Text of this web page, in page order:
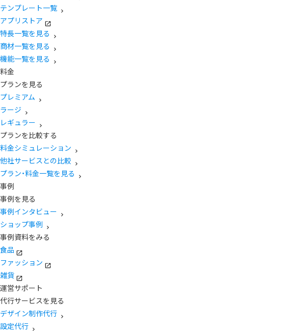
テンプレート一覧
アプリストア
特長一覧を見る
商材一覧を見る
機能一覧を見る
料金
プランを見る
プレミアム
ラージ
レギュラー
プランを比較する
料金シミュレーション
他社サービスとの比較
プラン・料金一覧を見る
事例
事例を見る
事例インタビュー
ショップ事例
事例資料をみる
食品
ファッション
雑貨
運営サポート
代行サービスを見る
デザイン制作代行
設定代行